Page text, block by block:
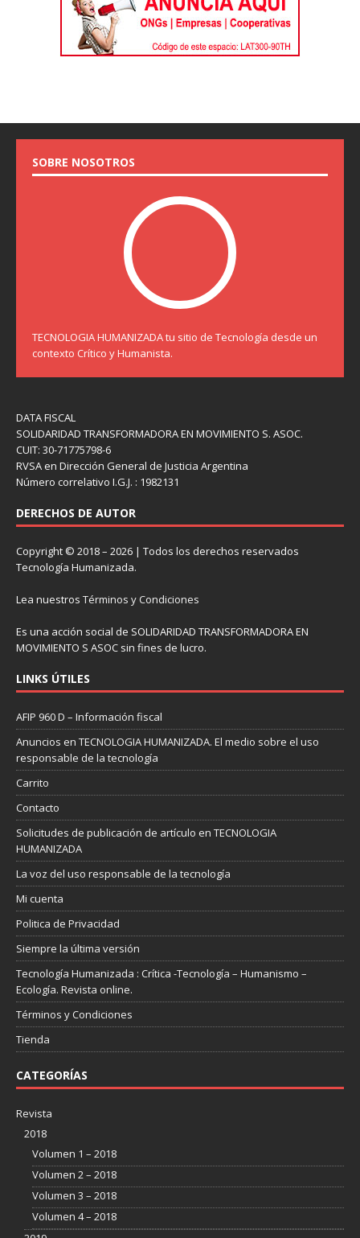
SOBRE NOSOTROS
TECNOLOGIA HUMANIZADA tu sitio de Tecnología desde un
contexto Crítico y Humanista.
DATA FISCAL
SOLIDARIDAD TRANSFORMADORA EN MOVIMIENTO S. ASOC.
CUIT: 30-71775798-6
RVSA en Dirección General de Justicia Argentina
Número correlativo I.G.J. : 1982131
DERECHOS DE AUTOR
Copyright © 2018 – 2026 | Todos los derechos reservados
Tecnología Humanizada.
Lea nuestros Términos y Condiciones
Es una acción social de SOLIDARIDAD TRANSFORMADORA EN
MOVIMIENTO S ASOC sin fines de lucro.
LINKS ÚTILES
AFIP 960 D – Información fiscal
Anuncios en TECNOLOGIA HUMANIZADA. El medio sobre el uso
responsable de la tecnología
Carrito
Contacto
Solicitudes de publicación de artículo en TECNOLOGIA
HUMANIZADA
La voz del uso responsable de la tecnología
Mi cuenta
Politica de Privacidad
Siempre la última versión
Tecnología Humanizada : Crítica -Tecnología – Humanismo –
Ecología. Revista online.
Términos y Condiciones
Tienda
CATEGORÍAS
Revista
2018
Volumen 1 – 2018
Volumen 2 – 2018
Volumen 3 – 2018
Volumen 4 – 2018